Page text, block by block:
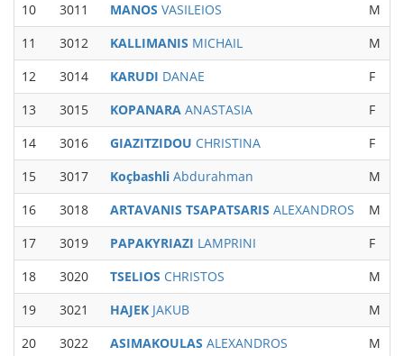
10
3011 MANOS VASILEIOS M
11
3012 KALLIMANIS MICHAIL M
12
3014 KARUDI DANAE F
13
3015 KOPANARA ANASTASIA F
14
3016 GIAZITZIDOU CHRISTINA F
15
3017 Koçbashli Abdurahman M
16
3018 ARTAVANIS TSAPATSARIS ALEXANDROS M
17
3019 PAPAKYRIAZI LAMPRINI F
18
3020 TSELIOS CHRISTOS M
19
3021 HAJEK JAKUB M
20
3022 ASIMAKOULAS ALEXANDROS M